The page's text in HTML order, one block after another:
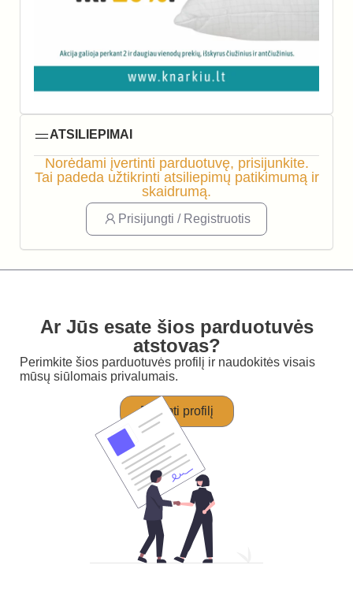
ATSILIEPIMAI
Norėdami įvertinti parduotuvę, prisijunkite.
Tai padeda užtikrinti atsiliepimų patikimumą ir
skaidrumą.
Prisijungti / Registruotis
Ar Jūs esate šios parduotuvės
atstovas?
Perimkite šios parduotuvės profilį ir naudokitės visais
mūsų siūlomais privalumais.
Perimti profilį